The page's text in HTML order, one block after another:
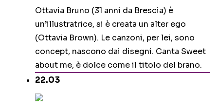
Ottavia Bruno (31 anni da Brescia) è
un’illustratrice, si è creata un alter ego
(Ottavia Brown). Le canzoni, per lei, sono
concept, nascono dai disegni. Canta Sweet
about me, è dolce come il titolo del brano.
22.03